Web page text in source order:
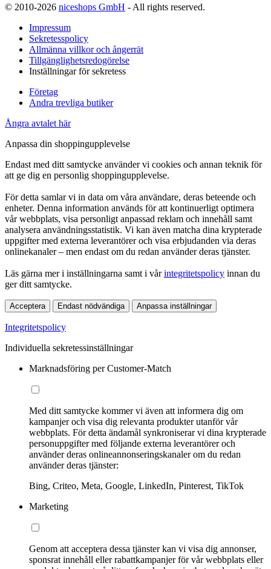
© 2010-2026 niceshops GmbH - All rights reserved.
Impressum
Sekretesspolicy
Allmänna villkor och ångerrät
Tillgänglighetsredogörelse
Inställningar för sekretess
Företag
Andra trevliga butiker
Ångra avtalet här
Anpassa din shoppingupplevelse
Endast med ditt samtycke använder vi cookies och annan teknik för
att ge dig en personlig shoppingupplevelse.
För detta samlar vi in data om våra användare, deras beteende och
enheter. Denna information används för att kontinuerligt optimera
vår webbplats, visa personligt anpassad reklam och innehåll samt
analysera användningsstatistik. Vi kan även matcha dina krypterade
uppgifter med externa leverantörer och visa erbjudanden via deras
onlinekanaler – men endast om du redan använder deras tjänster.
Läs gärna mer i inställningarna samt i vårintegritetspolicy innan du
ger ditt samtycke.
Acceptera Endast nödvändiga Anpassa inställningar
Integritetspolicy
Individuella sekretessinställningar
Marknadsföring per Customer-Match
Med ditt samtycke kommer vi även att informera dig om
kampanjer och visa dig relevanta produkter utanför vår
webbplats. För detta ändamål synkroniserar vi dina krypterade
personuppgifter med följande externa leverantörer och
använder deras onlineannonseringskanaler om du redan
använder deras tjänster:
Bing, Criteo, Meta, Google, LinkedIn, Pinterest, TikTok
Marketing
Genom att acceptera dessa tjänster kan vi visa dig annonser,
sponsrat innehåll eller rabattkampanjer för vår webbplats eller